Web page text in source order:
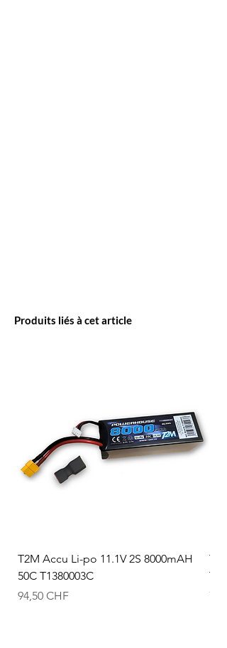
Produits liés à cet article
T2M Accu Li-po 11.1V 2S 8000mAH
50C T1380003C
Prix
94,50 CHF
Prix